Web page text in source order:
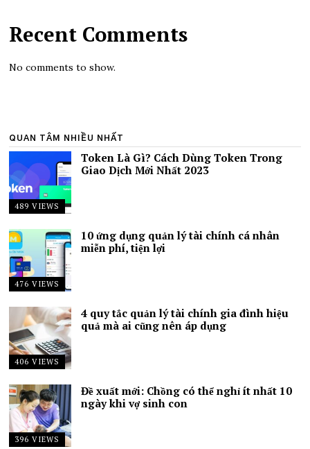
Recent Comments
No comments to show.
QUAN TÂM NHIỀU NHẤT
489 VIEWS
Token Là Gì? Cách Dùng Token Trong
Giao Dịch Mới Nhất 2023
476 VIEWS
10 ứng dụng quản lý tài chính cá nhân
miễn phí, tiện lợi
406 VIEWS
4 quy tắc quản lý tài chính gia đình hiệu
quả mà ai cũng nên áp dụng
396 VIEWS
Đề xuất mới: Chồng có thể nghỉ ít nhất 10
ngày khi vợ sinh con